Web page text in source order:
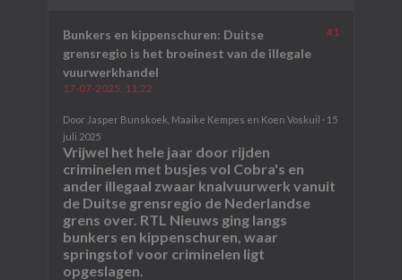
#1
Bunkers en kippenschuren: Duitse
grensregio is het broeinest van de illegale
vuurwerkhandel
17-07-2025, 11:22
Door Jasper Bunskoek, Maaike Kempes en Koen Voskuil · 15
juli 2025
Vrijwel het hele jaar door rijden
criminelen met busjes vol Cobra's en
ander illegaal zwaar knalvuurwerk vanuit
de Duitse grensregio de Nederlandse
grens over. RTL Nieuws ging langs
bunkers en kippenschuren, waar
springstof voor criminelen ligt
opgeslagen.